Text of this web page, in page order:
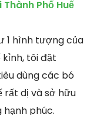
Phố Huế
1 hình tượng của
tôi đặt
dùng các bó
rất dị và sở hữu
phúc.